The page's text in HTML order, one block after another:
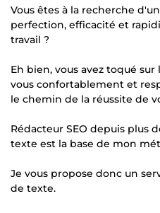
Vous êtes à la recherche
perfection, efficacité et
travail ?
Eh bien, vous avez toqué
vous confortablement et
le chemin de la réussite de
Rédacteur SEO depuis plus
texte est la base de mon
Je vous propose donc un
de texte.